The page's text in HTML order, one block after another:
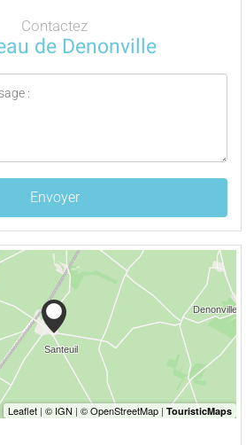
Contactez
de Denonville
Envoyer